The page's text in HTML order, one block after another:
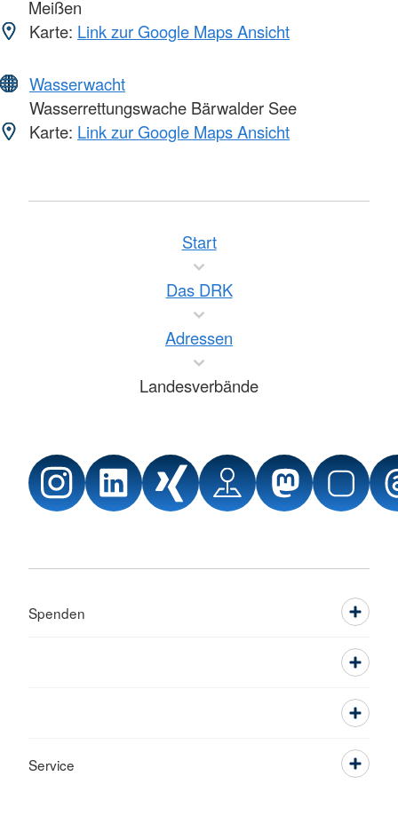
Meißen
Karte: Link zur Google Maps Ansicht
Wasserwacht
Wasserrettungswache Bärwalder See
Karte: Link zur Google Maps Ansicht
Start
Das DRK
Adressen
Landesverbände
Spenden
Service